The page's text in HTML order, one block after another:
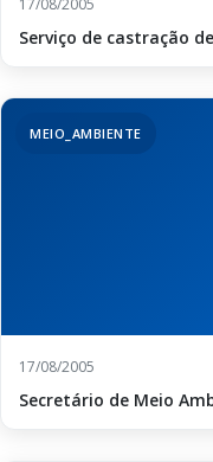
Serviço de castração
MEIO_AMBIENTE
17/08/2005
Secretário de Meio